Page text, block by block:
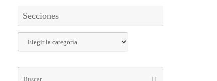
Secciones